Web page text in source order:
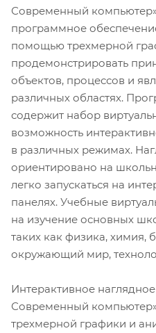
Современный
программное
помощью трехмерной
продемонстрировать
объектов, процессов и
различных областях.
содержит набор
возможность
в различных режимах.
ориентировано на
легко запускаться на
панелях. Учебные
на изучение основных
таких как физика, химия,
окружающий мир,
Интерактивное
Современный
трехмерной графики и